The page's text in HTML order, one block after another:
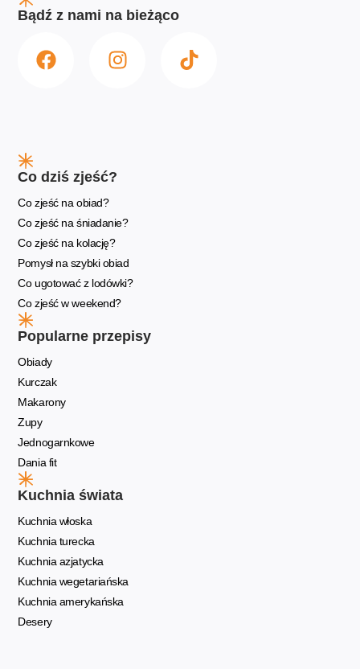
Bądź z nami na bieżąco
Co dziś zjeść?
Co zjeść na obiad?
Co zjeść na śniadanie?
Co zjeść na kolację?
Pomysł na szybki obiad
Co ugotować z lodówki?
Co zjeść w weekend?
Popularne przepisy
Obiady
Kurczak
Makarony
Zupy
Jednogarnkowe
Dania fit
Kuchnia świata
Kuchnia włoska
Kuchnia turecka
Kuchnia azjatycka
Kuchnia wegetariańska
Kuchnia amerykańska
Desery